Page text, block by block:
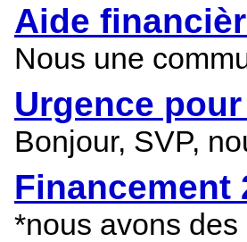
Aide
Nous une
Urgence
Bonjour, SVP,
Financement
*nous avons